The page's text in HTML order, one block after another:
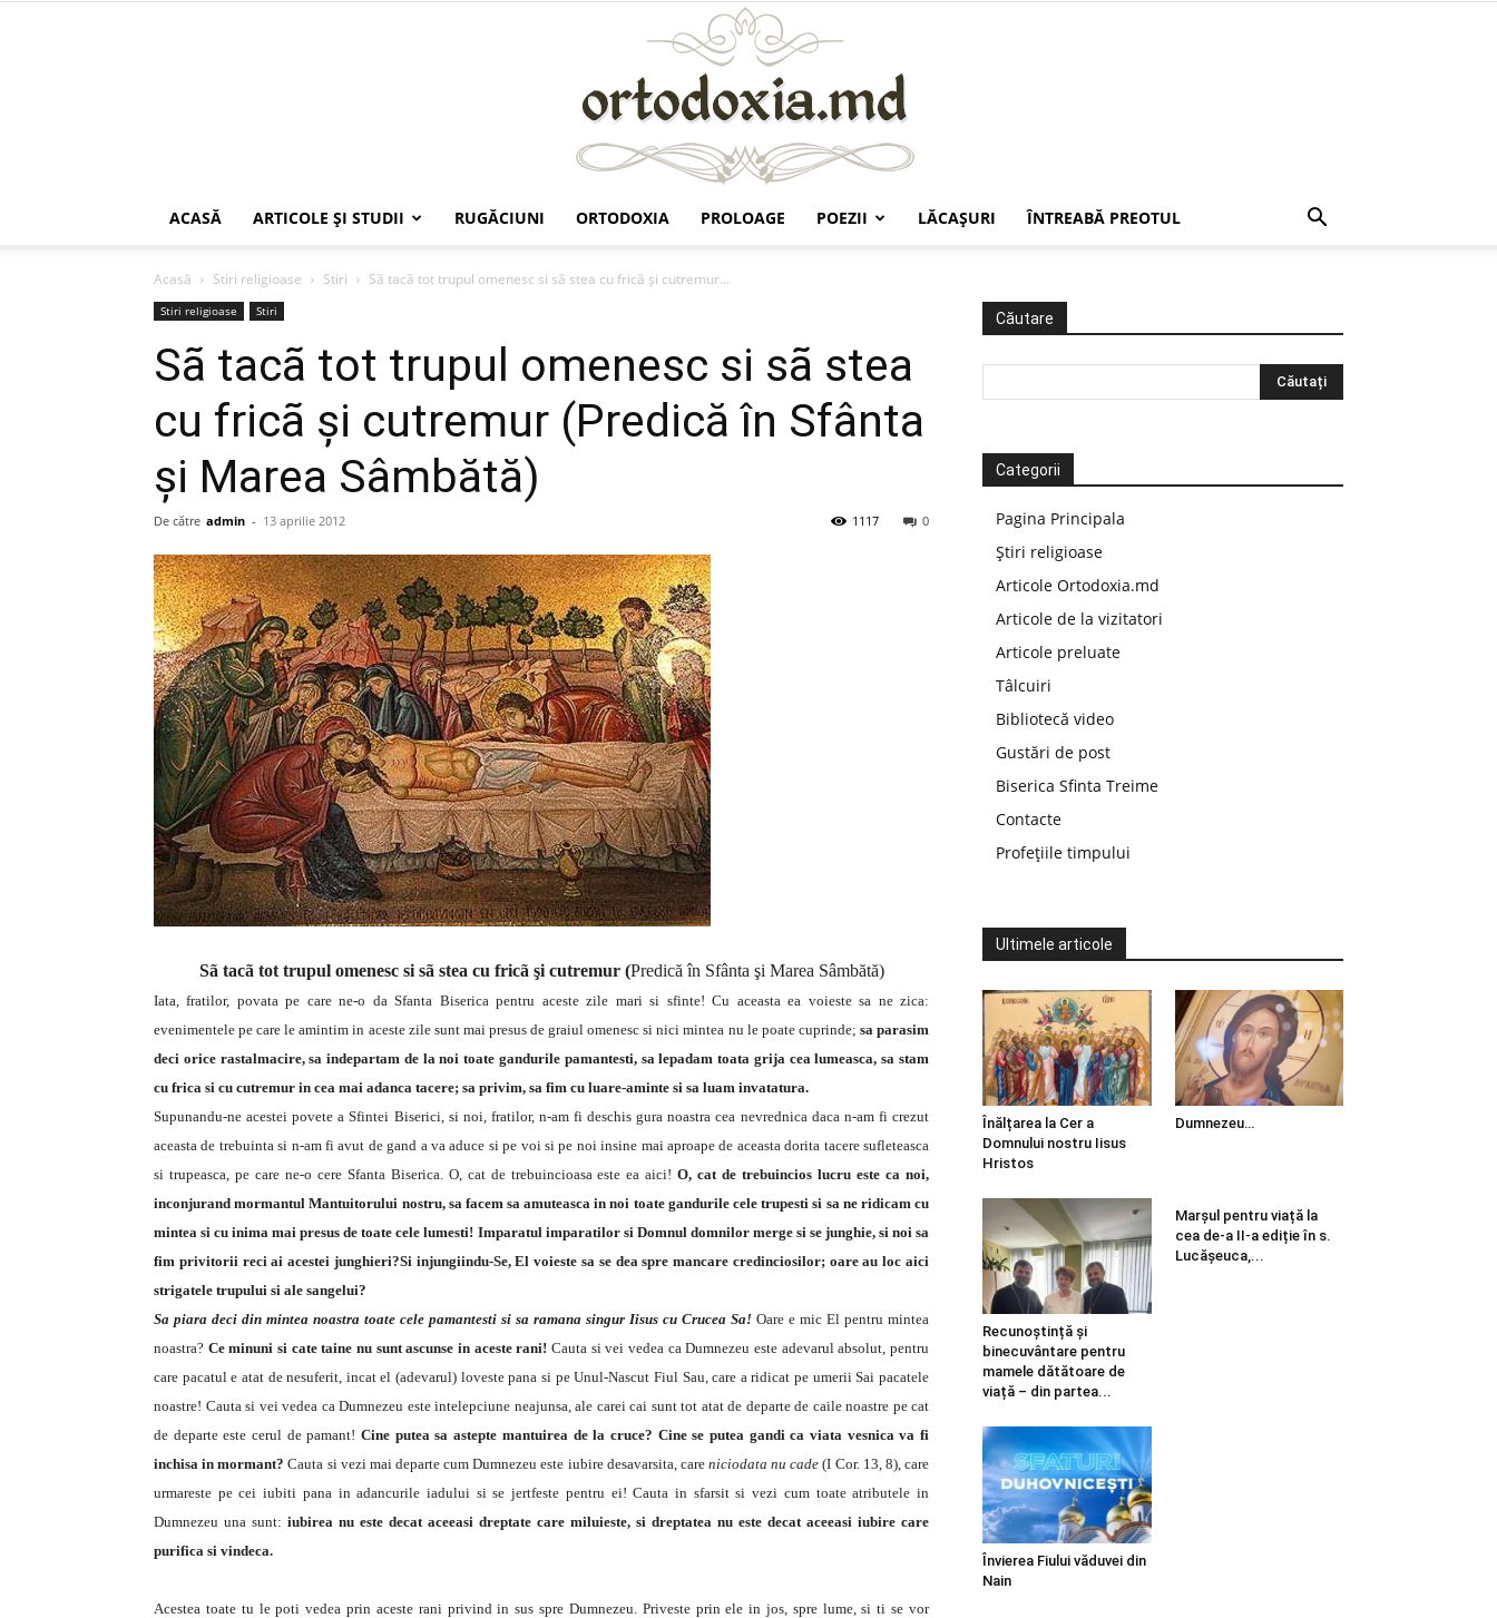
ACASĂ ARTICOLE ŞI STUDII RUGĂCIUNI ORTODOXIA PROLOAGE POEZII LĂCAŞURI ÎNTREABĂ PREOTUL
Acasă Stiri religioase Stiri Sã tacã tot trupul omenesc si sã stea cu fricã şi cutremur...
Stiri religioase Stiri
Sã tacã tot trupul omenesc si sã stea
cu fricã şi cutremur (Predică în Sfânta
şi Marea Sâmbătă)
De către admin - 13 aprilie 2012 0
1117
Sã tacã tot trupul omenesc si sã stea cu fricã şi cutremur (Predică în Sfânta şi Marea Sâmbătă)
Iata, fratilor, povata pe care ne-o da Sfanta Biserica pentru aceste zile mari si sfinte! Cu aceasta ea voieste sa ne zica:
evenimentele pe care le amintim in aceste zile sunt mai presus de graiul omenesc si nici mintea nu le poate cuprinde; sa parasim
deci orice rastalmacire, sa indepartam de la noi toate gandurile pamantesti, sa lepadam toata grija cea lumeasca, sa stam
cu frica si cu cutremur in cea mai adanca tacere; sa privim, sa fim cu luare-aminte si sa luam invatatura.
Supunandu-ne acestei povete a Sfintei Biserici, si noi, fratilor, n-am fi deschis gura noastra cea nevrednica daca n-am fi crezut
aceasta de trebuinta si n-am fi avut de gand a va aduce si pe voi si pe noi insine mai aproape de aceasta dorita tacere sufleteasca
si trupeasca, pe care ne-o cere Sfanta Biserica. O, cat de trebuincioasa este ea aici!O, cat de trebuincios lucru este ca noi,
inconjurand mormantul Mantuitorului nostru, sa facem sa amuteasca in noi toate gandurile cele trupesti si sa ne ridicam cu
mintea si cu inima mai presus de toate cele lumesti! Imparatul imparatilor si Domnul domnilor merge si se junghie, si noi sa
fim privitorii reci ai acestei junghieri?Si injungiindu-Se, El voieste sa se dea spre mancare credinciosilor; oare au loc aici
strigatele trupului si ale sangelui?
Sa piara deci din mintea noastra toate cele pamantesti si sa ramana singur Iisus cu Crucea Sa! Oare e mic El pentru mintea
noastra? Ce minuni si cate taine nu sunt ascunse in aceste rani! Cauta si vei vedea ca Dumnezeu este adevarul absolut, pentru
care pacatul e atat de nesuferit, incat el (adevarul) loveste pana si pe Unul-Nascut Fiul Sau, care a ridicat pe umerii Sai pacatele
noastre! Cauta si vei vedea ca Dumnezeu este intelepciune neajunsa, ale carei cai sunt tot atat de departe de caile noastre pe cat
de departe este cerul de pamant!Cine putea sa astepte mantuirea de la cruce? Cine se putea gandi ca viata vesnica va fi
inchisa in mormant? Cauta si vezi mai departe cum Dumnezeu este iubire desavarsita, careniciodata nu cade (I Cor. 13, 8), care
urmareste pe cei iubiti pana in adancurile iadului si se jertfeste pentru ei! Cauta in sfarsit si vezi cum toate atributele in
Dumnezeu una sunt: iubirea nu este decat aceeasi dreptate care miluieste, si dreptatea nu este decat aceeasi iubire care
purifica si vindeca.
Acestea toate tu le poti vedea prin aceste rani privind in sus spre Dumnezeu. Priveste prin ele in jos, spre lume, si ti se vor
Căutare
Categorii
Pagina Principala
Știri religioase
Articole Ortodoxia.md
Articole de la vizitatori
Articole preluate
Tâlcuiri
Bibliotecă video
Gustări de post
Biserica Sfinta Treime
Contacte
Profețiile timpului
Ultimele articole
Înălțarea la Cer a
Domnului nostru Iisus
Hristos
Dumnezeu…
Recunoștință și
binecuvântare pentru
mamele dătătoare de
viață – din partea...
Marșul pentru viață la
cea de-a II-a ediție în s.
Lucășeuca,...
Învierea Fiului văduvei din
Nain